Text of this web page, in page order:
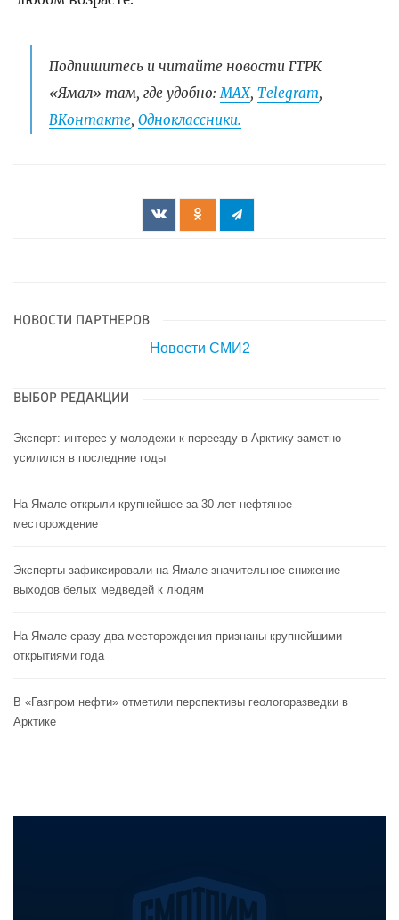
Подпишитесь и читайте новости ГТРК
«Ямал» там, где удобно: МАХ, Telegram,
ВКонтакте, Одноклассники.
НОВОСТИ ПАРТНЕРОВ
Новости СМИ2
ВЫБОР РЕДАКЦИИ
Эксперт: интерес у молодежи к переезду в Арктику заметно
усилился в последние годы
На Ямале открыли крупнейшее за 30 лет нефтяное
месторождение
Эксперты зафиксировали на Ямале значительное снижение
выходов белых медведей к людям
На Ямале сразу два месторождения признаны крупнейшими
открытиями года
В «Газпром нефти» отметили перспективы геологоразведки в
Арктике